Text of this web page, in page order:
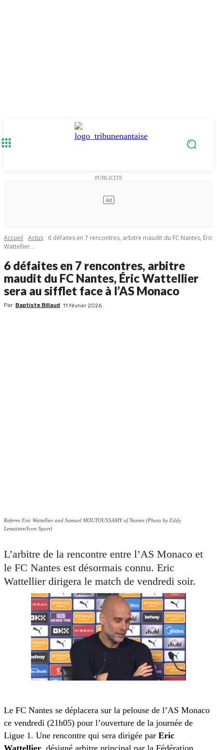
Accueil Actus
6 défaites en 7 rencontres, arbitre maudit du FC Nantes, Éric
Wattellier...
6 défaites en 7 rencontres, arbitre
maudit du FC Nantes, Éric Wattellier
sera au sifflet face à l’AS Monaco
Par Baptiste Billaud 11 février 2026
Referee Eric Wattellier and Samuel MOUTOUSSAMY of Nantes (Photo by Eddy
Lemaistre/Icon Sport)
L’arbitre de la rencontre entre l’AS Monaco et
le FC Nantes est désormais connu. Eric
Wattellier dirigera le match de vendredi soir.
Le FC Nantes se déplacera sur la pelouse de l’AS Monaco
ce vendredi (21h05) pour l’ouverture de la journée de
Ligue 1. Une rencontre qui sera dirigée par Eric